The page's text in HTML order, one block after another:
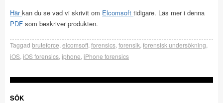
Härkan du se vad vi skrivit om Elcomsoft tidigare. Läs mer i denna
PDF som beskriver produkten.
Taggad bruteforce elcomsoft forensics forensik forensisk undersökning
iOS iOS forensics iphone iPhone forensics
SÖK